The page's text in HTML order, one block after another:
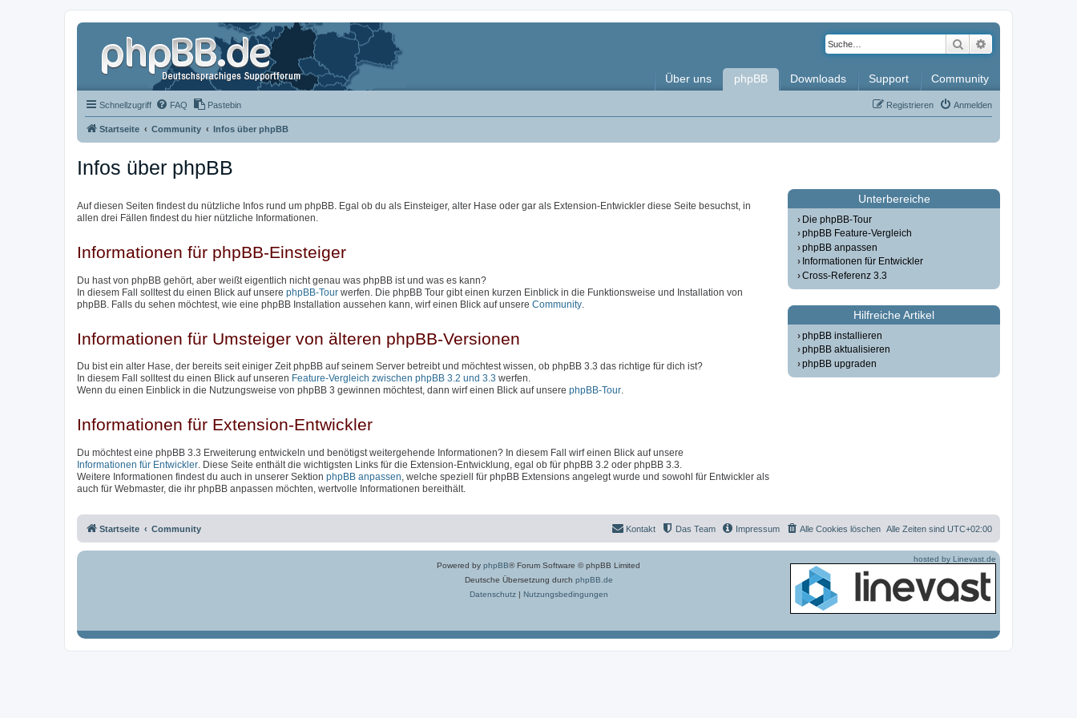
Suche
Über uns phpBB Downloads Support Community
Schnellzugriff FAQ Pastebin Anmelden
Registrieren
Startseite Community Infos über phpBB
Infos über phpBB
Auf diesen Seiten findest du nützliche Infos rund um phpBB. Egal ob du als Einsteiger, alter Hase oder gar als Extension-Entwickler diese Seite besuchst, in
allen drei Fällen findest du hier nützliche Informationen.
Informationen für phpBB-Einsteiger
Du hast von phpBB gehört, aber weißt eigentlich nicht genau was phpBB ist und was es kann?
In diesem Fall solltest du einen Blick auf unsere phpBB-Tour werfen. Die phpBB Tour gibt einen kurzen Einblick in die Funktionsweise und Installation von
phpBB. Falls du sehen möchtest, wie eine phpBB Installation aussehen kann, wirf einen Blick auf unsere Community
Informationen für Umsteiger von älteren phpBB-Versionen
Du bist ein alter Hase, der bereits seit einiger Zeit phpBB auf seinem Server betreibt und möchtest wissen, ob phpBB 3.3 das richtige für dich ist?
In diesem Fall solltest du einen Blick auf unseren Feature-Vergleich zwischen phpBB 3.2 und 3.3 werfen.
Wenn du einen Einblick in die Nutzungsweise von phpBB 3 gewinnen möchtest, dann wirf einen Blick auf unsere phpBB-Tour.
Informationen für Extension-Entwickler
Du möchtest eine phpBB 3.3 Erweiterung entwickeln und benötigst weitergehende Informationen? In diesem Fall wirf einen Blick auf unsere
Informationen für Entwickler . Diese Seite enthält die wichtigsten Links für die Extension-Entwicklung, egal ob für phpBB 3.2 oder phpBB 3.3.
Weitere Informationen findest du auch in unserer Sektion phpBB anpassen , welche speziell für phpBB Extensions angelegt wurde und sowohl für Entwickler als
auch für Webmaster, die ihr phpBB anpassen möchten, wertvolle Informationen bereithält.
Unterbereiche
Die phpBB-Tour
phpBB Feature-Vergleich
phpBB anpassen
Informationen für Entwickler
Cross-Referenz 3.3
Hilfreiche Artikel
phpBB installieren
phpBB aktualisieren
phpBB upgraden
Startseite Community Alle Zeiten sind UTC+02:00
Alle Cookies löschen
Impressum
Das Team
Kontakt
Powered by phpBB® Forum Software © phpBB Limited
Deutsche Übersetzung durch phpBB.de
Datenschutz| Nutzungsbedingungen
hosted by Linevast.de